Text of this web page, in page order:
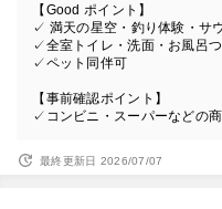
【Good ポイント】
✓ 満天の星空・釣り体験・サ
✓全室トイレ・洗面・お風呂
✓ペット同伴可
【事前確認ポイント】
✓コンビニ・スーパーなどの
最終更新日 2026/07/07